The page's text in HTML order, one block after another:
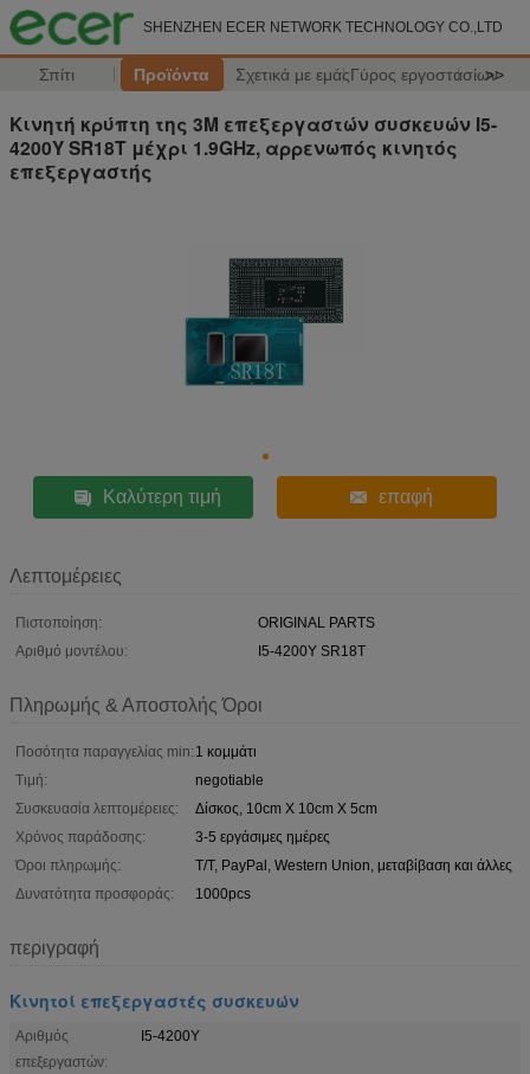
SHENZHEN ECER NETWORK TECHNOLOGY CO.,LTD
Σπίτι Προϊόντα Σχετικά με εμάςΓύρος εργοστασίων
>>
Κινητή κρύπτη της 3M επεξεργαστών συσκευών I5-
4200Y SR18T μέχρι 1.9GHz, αρρενωπός κινητός
επεξεργαστής
Καλύτερη τιμή επαφή
Λεπτομέρειες
Πιστοποίηση:
ORIGINAL PARTS
Αριθμό μοντέλου:
I5-4200Y SR18T
Πληρωμής & Αποστολής Όροι
Ποσότητα παραγγελίας min: 1 κομμάτι
Τιμή:
negotiable
Συσκευασία λεπτομέρειες:
Δίσκος, 10cm X 10cm X 5cm
Χρόνος παράδοσης:
3-5 εργάσιμες ημέρες
Όροι πληρωμής:
T/T, PayPal, Western Union, μεταβίβαση και άλλες
Δυνατότητα προσφοράς:
1000pcs
περιγραφή
Κινητοί επεξεργαστές συσκευών
Αριθμός
επεξεργαστών:
I5-4200Y